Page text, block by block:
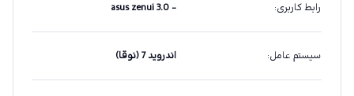
رابط کاربری:
- asus zenui 3.0
سیستم عامل: اندروید 7 (نوقا)